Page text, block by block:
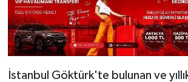
İstanbul Göktürk'te bulunan ve